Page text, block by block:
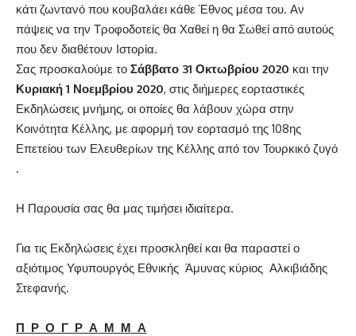
κάτι ζωντανό που κουβαλάει κάθε Έθνος μέσα του. Αν
πάψεις να την Τροφοδοτείς θα Χαθεί η θα Σωθεί από αυτούς
που δεν διαθέτουν Ιστορία.
Σας προσκαλούμε το Σάββατο 31 Οκτωβρίου 2020 και την
Κυριακή 1 Νοεμβρίου 2020, στις διήμερες εορταστικές
Εκδηλώσεις μνήμης, οι οποίες θα λάβουν χώρα στην
Κοινότητα Κέλλης, με αφορμή τον εορτασμό της 108ης
Επετείου των Ελευθερίων της Κέλλης από τον Τουρκικό ζυγό
.
Η Παρουσία σας θα μας τιμήσει ιδιαίτερα.
Για τις Εκδηλώσεις έχει προσκληθεί και θα παραστεί ο
αξιότιμος Υφυπουργός Εθνικής Άμυνας κύριος Αλκιβιάδης
Στεφανής.
Π Ρ Ο Γ Ρ Α Μ Μ Α